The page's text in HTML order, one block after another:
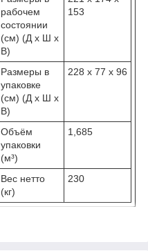
рабочем
состоянии
(см) (Д х Ш х
В)
153
Размеры в
упаковке
(см) (Д х Ш х
В)
228 x 77 x 96
Объём
упаковки
(м³)
1,685
Вес нетто
(кг)
230